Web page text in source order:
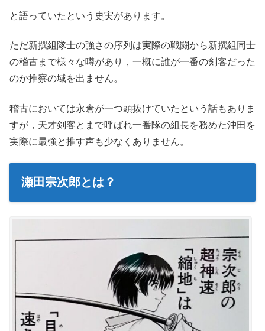
と語っていたという史実があります。
ただ新撰組隊士の強さの序列は実際の戦闘から新撰組同士
の稽古まで様々な噂があり，一概に誰が一番の剣客だった
のか推察の域を出ません。
稽古においては永倉が一つ頭抜けていたという話もありま
すが，天才剣客とまで呼ばれ一番隊の組長を務めた沖田を
実際に最強と推す声も少なくありません。
瀬田宗次郎とは？